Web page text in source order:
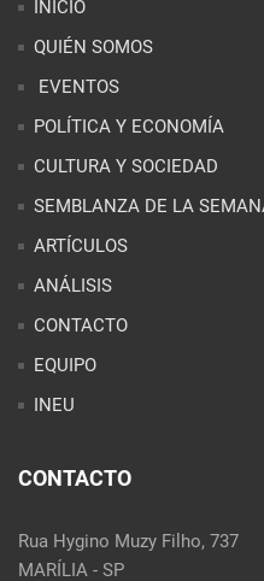
SEMBLANZA DE LA SEMANA
ARTÍCULOS
ANÁLISIS
CONTACTO
EQUIPO
INEU
CONTACTO
MARÍLIA - SP
contato@latinoobservatory.org
Idioma
REDES SOCIALES